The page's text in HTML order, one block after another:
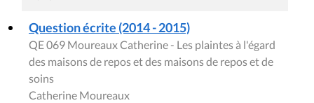
Question écrite (2014 - 2015)
QE 069 Moureaux Catherine - Les plaintes à l'égard
des maisons de repos et des maisons de repos et de
soins
Catherine Moureaux